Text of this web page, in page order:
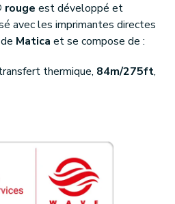
rouge est développé et
avec les imprimantes directes
de Matica et se compose de :
thermique, 84m/275ft,